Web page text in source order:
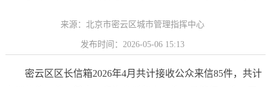
来源：北京市密云区城市管理指挥中心
发布时间：2026-05-06 15:13
密云区区长信箱2026年4月共计接收公众来信85件，共计